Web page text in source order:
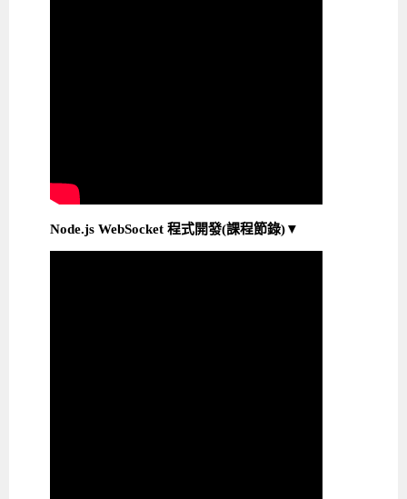
Node.js WebSocket 程式開發(課程節錄)▼